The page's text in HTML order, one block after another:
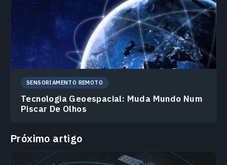
SENSORIAMENTO REMOTO
Tecnologia Geoespacial: Muda Mundo Num
Piscar De Olhos
Próximo artigo